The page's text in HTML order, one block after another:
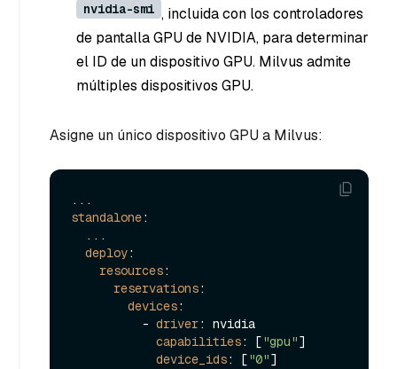
nvidia-smi , incluida con los controladores
de pantalla GPU de NVIDIA, para determinar
el ID de un dispositivo GPU. Milvus admite
múltiples dispositivos GPU.
Asigne un único dispositivo GPU a Milvus:
standalone:
deploy:
resources:
reservations:
devices:
          -
driver: nvidia
capabilities: ["gpu"]
device_ids: ["0"]